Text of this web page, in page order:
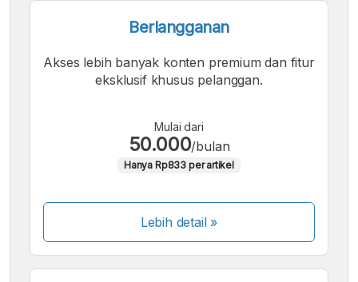
Berlangganan
Akses lebih banyak konten premium dan fitur
eksklusif khusus pelanggan.
Mulai dari
50.000/bulan
Hanya Rp833 per artikel
Lebih detail »